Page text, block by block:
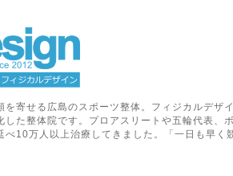
を寄せる広島のスポーツ整体。フィジカルデ
た整体院です。プロアスリートや五輪代表、
10万人以上治療してきました。「一日も早